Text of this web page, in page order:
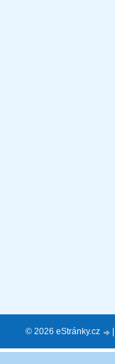
© 2026 eStránky.cz